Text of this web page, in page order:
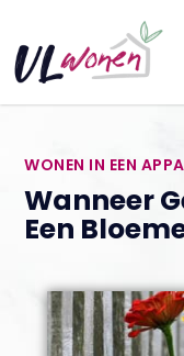
WONEN IN EEN
Wanneer
Een